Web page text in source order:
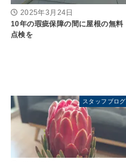
2025年3月24日
10年の瑕疵保障の間に屋根の無料
点検を
スタッフブログ